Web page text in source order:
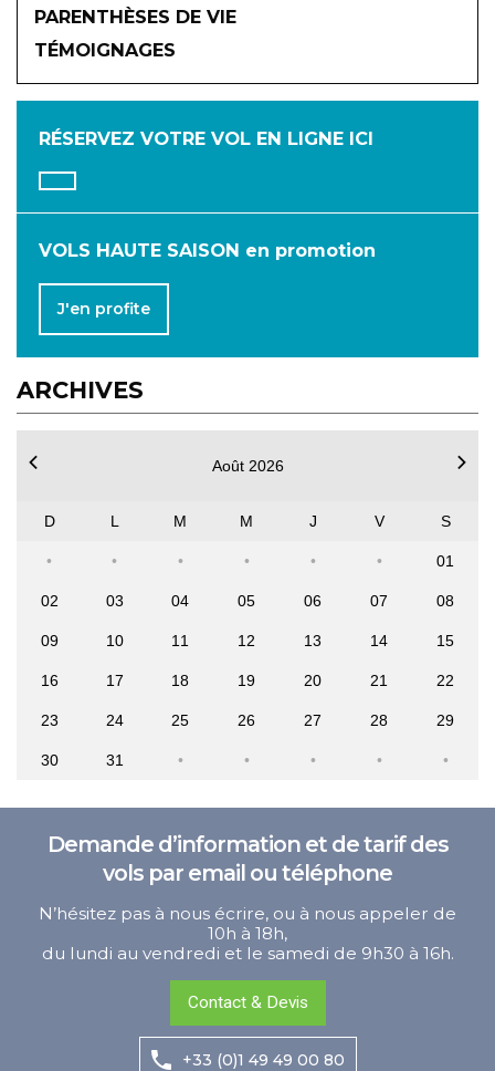
PARENTHÈSES DE VIE
TÉMOIGNAGES
RÉSERVEZ VOTRE VOL EN LIGNE ICI
VOLS HAUTE SAISON en promotion
J'en profite
ARCHIVES
JANVIER
AVRIL MAI JUIN
JUILLET AOÛT SEPTEMBRE
OCTOBRE
Août 2026
D L M M J V S
01
02 03 04 05 06 07 08
09 10 11 12 13 14 15
16 17 18 19 20 21 22
23 24 25 26 27 28 29
30 31
Demande d’information et de tarif des
vols par email ou téléphone
N’hésitez pas à nous écrire, ou à nous appeler de
10h à 18h,
du lundi au vendredi et le samedi de 9h30 à 16h.
Contact & Devis
+33 (0)1 49 49 00 80